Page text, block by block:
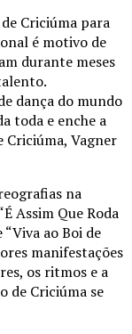
Criciúma para
é motivo de
durante meses
dança do mundo
toda e enche a
Criciúma, Vagner
na
Assim Que Roda
ao Boi de
manifestações
os ritmos e a
de Criciúma se